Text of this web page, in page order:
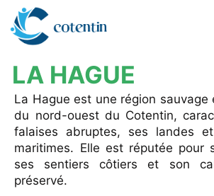
LA HAGUE
La Hague est une région sauvage
du nord-ouest du Cotentin,
falaises abruptes, ses landes
maritimes. Elle est réputée pour
ses sentiers côtiers et son
préservé.